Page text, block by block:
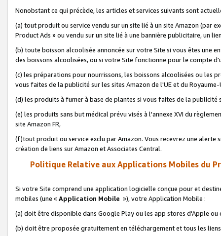
Nonobstant ce qui précède, les articles et services suivants sont
(a) tout produit ou service vendu sur un site lié à un site Amazon (par
Product Ads » ou vendu sur un site lié à une bannière publicitaire, un
(b) toute boisson alcoolisée annoncée sur votre Site si vous êtes une
des boissons alcoolisées, ou si votre Site fonctionne pour le compte
(c) les préparations pour nourrissons, les boissons alcoolisées ou les
vous faites de la publicité sur les sites Amazon de l'UE et du Royaume-
(d) les produits à fumer à base de plantes si vous faites de la publicité
(e) les produits sans but médical prévu visés à l'annexe XVI du
site Amazon FR,
(f)tout produit ou service exclu par Amazon. Vous recevrez une alerte
création de liens sur Amazon et Associates Central.
Politique Relative aux Applications Mobiles du
Si votre Site comprend une application logicielle conçue pour et
mobiles (une « Application Mobile »), votre Application Mobile :
(a) doit être disponible dans Google Play ou les app stores d'Apple ou
(b) doit être proposée gratuitement en téléchargement et tous les